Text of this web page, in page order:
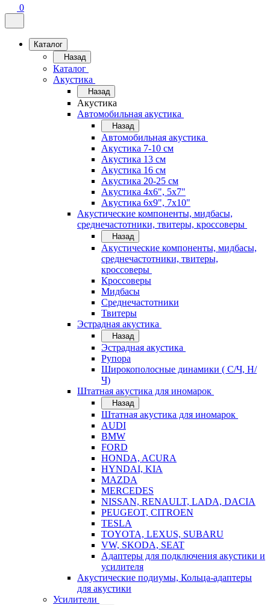
0
Каталог
Назад
Каталог
Акустика
Назад
Акустика
Автомобильная акустика
Назад
Автомобильная акустика
Акустика 7-10 см
Акустика 13 см
Акустика 16 см
Акустика 20-25 см
Акустика 4х6", 5х7"
Акустика 6х9", 7х10"
Акустические компоненты, мидбасы,
среднечастотники, твитеры, кроссоверы
Назад
Акустические компоненты, мидбасы,
среднечастотники, твитеры,
кроссоверы
Кроссоверы
Мидбасы
Среднечастотники
Твитеры
Эстрадная акустика
Назад
Эстрадная акустика
Рупора
Широкополосные динамики ( С/Ч, Н/
Ч)
Штатная акустика для иномарок
Назад
Штатная акустика для иномарок
AUDI
BMW
FORD
HONDA, ACURA
HYNDAI, KIA
MAZDA
MERCEDES
NISSAN, RENAULT, LADA, DACIA
PEUGEOT, CITROEN
TESLA
TOYOTA, LEXUS, SUBARU
VW, SKODA, SEAT
Адаптеры для подключения акустики и
усилителя
Акустические подиумы, Кольца-адаптеры
для акустики
Усилители